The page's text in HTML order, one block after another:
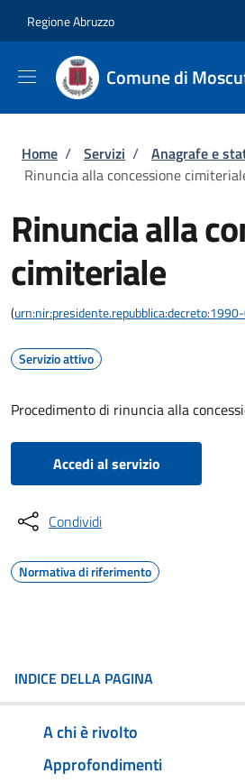
Regione Abruzzo
Comune di
Briciole di pane
Home / Servizi / Anagrafe e
Rinuncia alla concessione
Rinuncia alla
cimiteriale
(
Servizio attivo
Procedimento di rinuncia alla
Accedi al servizio
Condividi
Normativa di riferimento
INDICE DELLA PAGINA
A chi è rivolto
Approfondimenti